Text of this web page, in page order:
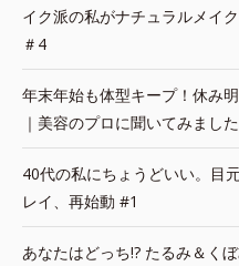
イク派の私がナチュラルメイ
＃4
年末年始も体型キープ！休み
｜美容のプロに聞いてみました
40代の私にちょうどいい。目
レイ、再始動 #1
あなたはどっち!? たるみ＆く